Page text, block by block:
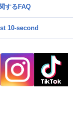
するFAQ
10-second